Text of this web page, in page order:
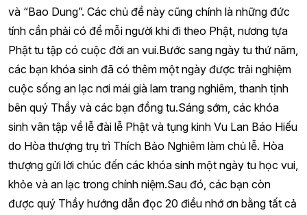
và “Bao Dung”. Các chủ đề này cũng chính là những đức
tính cần phải có để mỗi người khi đi theo Phật, nương tựa
Phật tu tập có cuộc đời an vui.Bước sang ngày tu thứ năm,
các bạn khóa sinh đã có thêm một ngày được trải nghiệm
cuộc sống an lạc nơi mái già lam trang nghiêm, thanh tịnh
bên quý Thầy và các bạn đồng tu.Sáng sớm, các khóa
sinh vân tập về lễ đài lễ Phật và tụng kinh Vu Lan Báo Hiếu
do Hòa thượng trụ trì Thích Bảo Nghiêm làm chủ lễ. Hòa
thượng gửi lời chúc đến các khóa sinh một ngày tu học vui,
khỏe và an lạc trong chính niệm.Sau đó, các bạn còn
được quý Thầy hướng dẫn đọc 20 điều nhớ ơn bằng tất cả